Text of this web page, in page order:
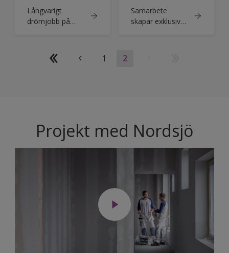
Långvarigt
drömjobb på
Samarbete
skapar exklusiv
1 2
Projekt med Nordsjö